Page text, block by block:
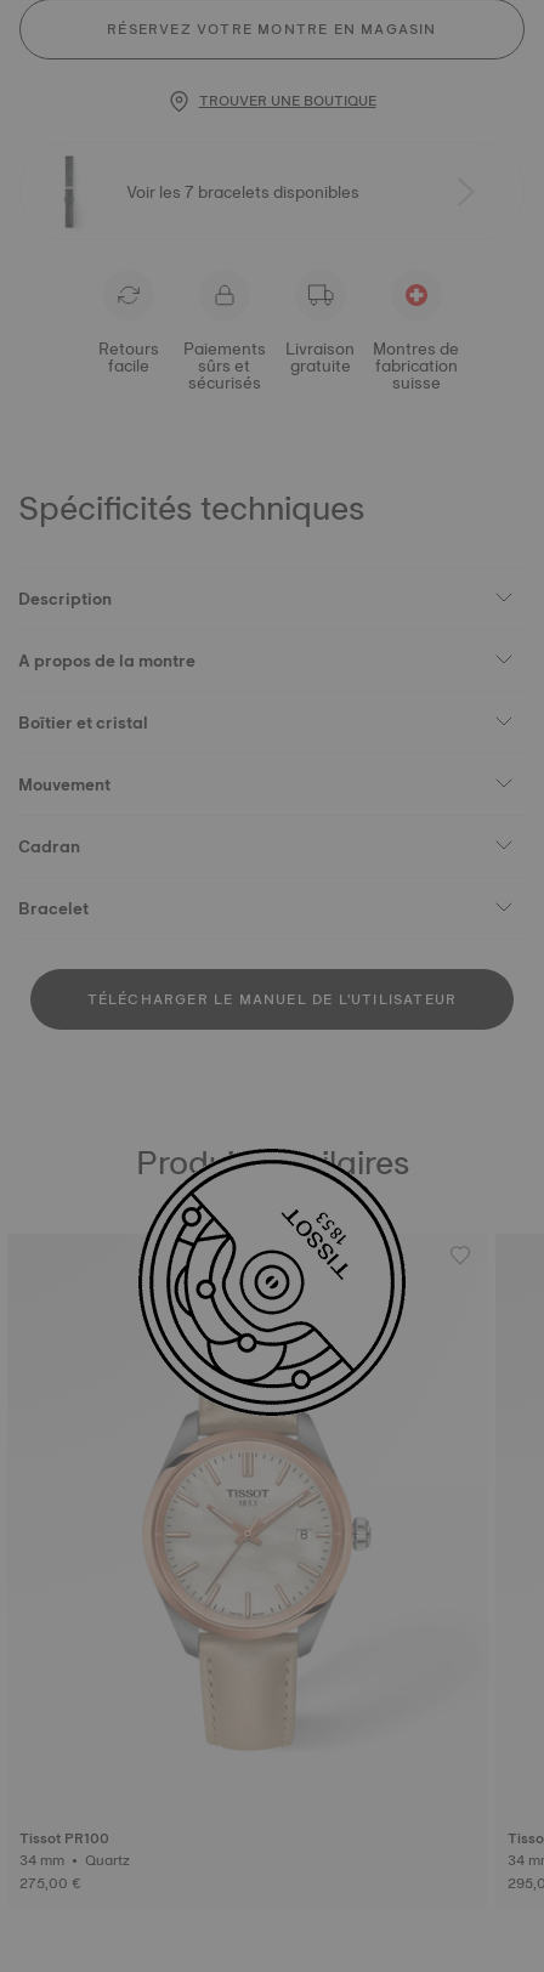
RÉSERVEZ VOTRE MONTRE EN MAGASIN
TROUVER UNE BOUTIQUE
Voir les 7 bracelets disponibles
Retours
facile
Paiements
sûrs et
sécurisés
Livraison
gratuite
Montres de
fabrication
suisse
Spécificités techniques
Description
A propos de la montre
Boîtier et cristal
Mouvement
Cadran
Bracelet
TÉLÉCHARGER LE MANUEL DE L'UTILISATEUR
Produits similaires
Tissot PR100
34 mm • Quartz
275,00 €